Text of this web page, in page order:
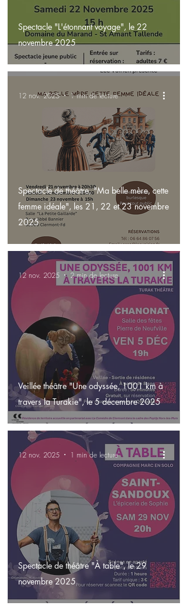
Spectacle "L'étonnant voyage", le 22
novembre 2025
Spectacle de théâtre, "Ma belle mère, cette
femme idéale", les 21, 22 et 23 novembre
2025
12 nov. 2025 1 min de lecture
Veillée théâtre "Une odyssée, 1001 km à
travers la Turakie", le 5 décembre 2025
12 nov. 2025 2 min de lecture
Spectacle de théâtre "À table", le 29
novembre 2025
12 nov. 2025 1 min de lecture